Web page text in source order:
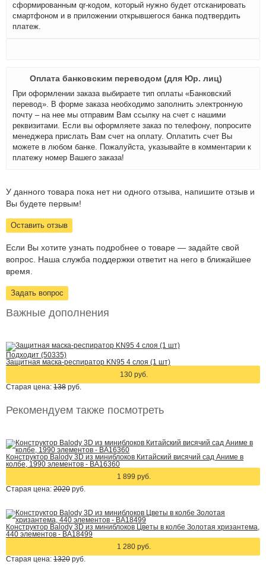
сформированным qr-кодом, который нужно будет отсканировать
смартфоном и в приложении открывшегося банка подтвердить
платеж.
Оплата банковским переводом (для Юр. лиц)
При оформлении заказа выбираете тип оплаты «Банковский
перевод». В форме заказа необходимо заполнить электронную
почту – на нее мы отправим Вам ссылку на счет с нашими
реквизитами. Если вы оформляете заказ по телефону, попросите
менеджера прислать Вам счет на оплату. Оплатить счет Вы
можете в любом банке. Пожалуйста, указывайте в комментарии к
платежу номер Вашего заказа!
У данного товара пока нет ни одного отзыва, напишите отзыв и
Вы будете первым!
Оставить отзыв
Если Вы хотите узнать подробнее о товаре — задайте свой
вопрос. Наша служба поддержки ответит на него в ближайшее
время.
Задать вопрос
Важные дополнения
Подходит (50335)
Защитная маска-респиратор KN95 4 слоя (1 шт)
130 руб.
Старая цена: 138 руб.
Рекомендуем также посмотреть
Конструктор Balody 3D из миниблоков Китайский висячий сад Аниме в
колбе, 1990 элементов - BA16360
1 899 руб.
Старая цена: 2020 руб.
Конструктор Balody 3D из миниблоков Цветы в колбе Золотая хризантема,
440 элементов - BA18499
1 280 руб.
Старая цена: 1320 руб.